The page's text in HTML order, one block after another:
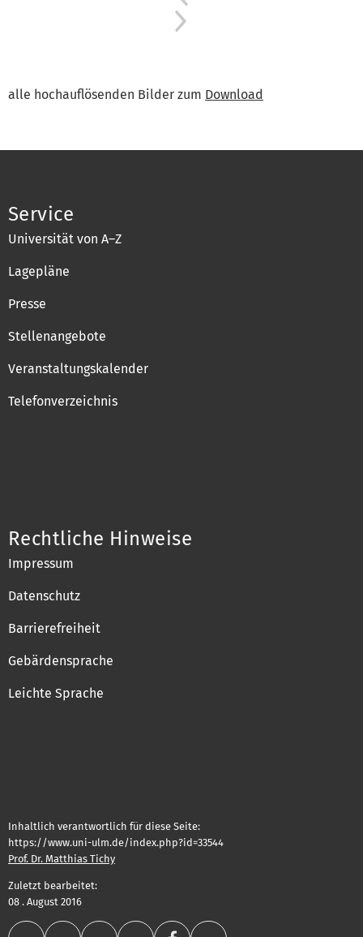
alle hochauflösenden Bilder zum Download
Service
Universität von A–Z
Lagepläne
Presse
Stellenangebote
Veranstaltungskalender
Telefonverzeichnis
Rechtliche Hinweise
Impressum
Datenschutz
Barrierefreiheit
Gebärdensprache
Leichte Sprache
Inhaltlich verantwortlich für diese Seite:
https://www.uni-ulm.de/index.php?id=33544
Prof. Dr. Matthias Tichy
Zuletzt bearbeitet:
08 . August 2016